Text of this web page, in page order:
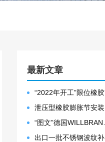
最新文章
“2022年开工”限位橡胶接头准备发往数据中心能源中心
泄压型橡胶膨胀节安装示意图
“图文”德国WILLBRANDT法兰橡胶膨胀节螺栓方向说明
出口一批不锈钢波纹补偿器